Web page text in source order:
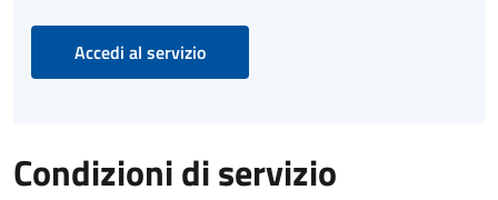
Accedi al servizio
Condizioni di servizio